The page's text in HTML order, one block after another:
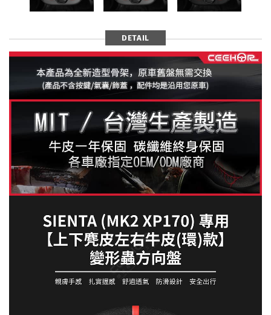
DETAIL